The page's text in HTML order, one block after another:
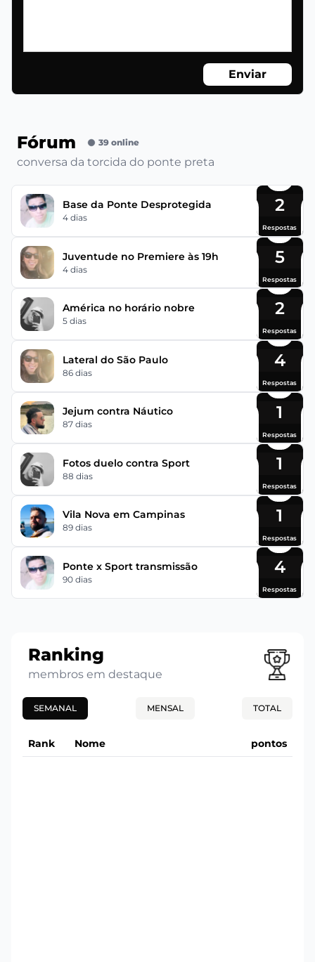
Enviar
Fórum 39 online
conversa da torcida do ponte preta
Base da Ponte Desprotegida
4 dias
2
Respostas
Juventude no Premiere às 19h
4 dias
5
Respostas
América no horário nobre
5 dias
2
Respostas
Lateral do São Paulo
86 dias
4
Respostas
Jejum contra Náutico
87 dias
1
Respostas
Fotos duelo contra Sport
88 dias
1
Respostas
Vila Nova em Campinas
89 dias
1
Respostas
Ponte x Sport transmissão
90 dias
4
Respostas
Ranking
membros em destaque
SEMANAL MENSAL TOTAL
Rank Nome pontos